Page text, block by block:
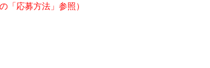
「応募方法」参照）